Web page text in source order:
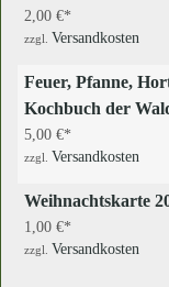
2,00 €
zzgl. Versandkosten
Feuer, Pfanne,
Kochbuch der
5,00 €
zzgl. Versandkosten
Weihnachtskarte
1,00 €
zzgl. Versandkosten